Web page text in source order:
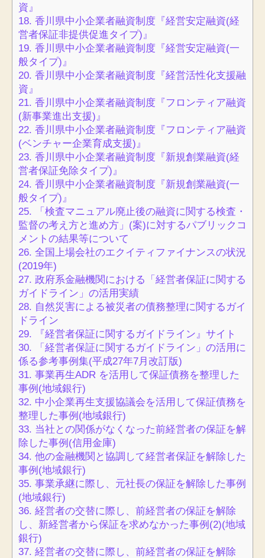
資』
18. 香川県中小企業者融資制度『経営安定融資(経
営者保証非提供促進タイプ)』
19. 香川県中小企業者融資制度『経営安定融資(一
般タイプ)』
20. 香川県中小企業者融資制度『経営活性化支援融
資』
21. 香川県中小企業者融資制度『フロンティア融資
(新事業進出支援)』
22. 香川県中小企業者融資制度『フロンティア融資
(ベンチャー企業育成支援)』
23. 香川県中小企業者融資制度『新規創業融資(経
営者保証免除タイプ)』
24. 香川県中小企業者融資制度『新規創業融資(一
般タイプ)』
25. 「検査マニュアル廃止後の融資に関する検査・
監督の考え方と進め方」(案)に対するパブリックコ
メントの結果等について
26. 全国上場会社のエクイティファイナンスの状況
(2019年)
27. 政府系金融機関における「経営者保証に関する
ガイドライン」の活用実績
28. 自然災害による被災者の債務整理に関するガイ
ドライン
29. 『経営者保証に関するガイドライン』サイト
30. 「経営者保証に関するガイドライン」の活用に
係る参考事例集(平成27年7月改訂版)
31. 事業再生ADR を活用して保証債務を整理した
事例(地域銀行)
32. 中小企業再生支援協議会を活用して保証債務を
整理した事例(地域銀行)
33. 当社との関係がなくなった前経営者の保証を解
除した事例(信用金庫)
34. 他の金融機関と協調して経営者保証を解除した
事例(地域銀行)
35. 事業承継に際し、元社長の保証を解除した事例
(地域銀行)
36. 経営者の交替に際し、前経営者の保証を解除
し、新経営者から保証を求めなかった事例(2)(地域
銀行)
37. 経営者の交替に際し、前経営者の保証を解除